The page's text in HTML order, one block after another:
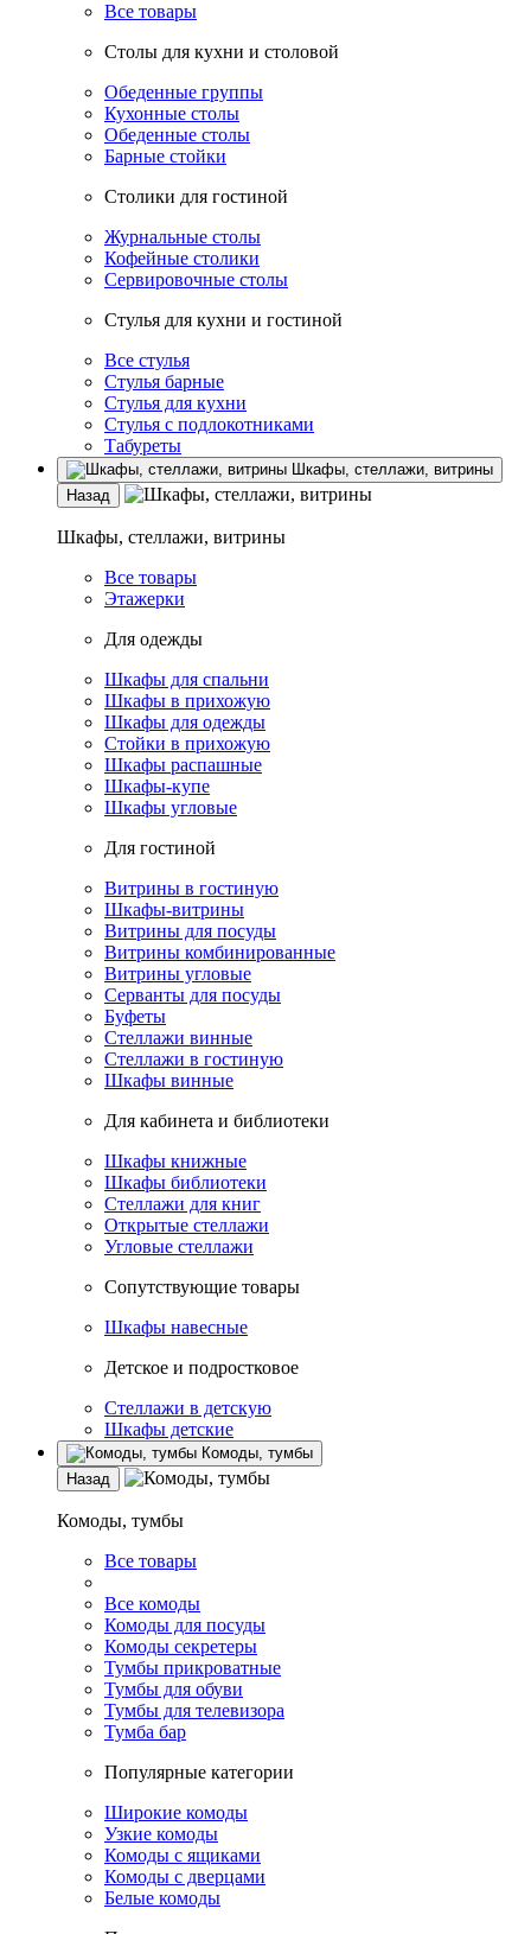
Все товары
Столы для кухни и столовой
Обеденные группы
Кухонные столы
Обеденные столы
Барные стойки
Столики для гостиной
Журнальные столы
Кофейные столики
Сервировочные столы
Стулья для кухни и гостиной
Все стулья
Стулья барные
Стулья для кухни
Стулья с подлокотниками
Табуреты
Шкафы, стеллажи, витрины
Назад
Шкафы, стеллажи, витрины
Все товары
Этажерки
Для одежды
Шкафы для спальни
Шкафы в прихожую
Шкафы для одежды
Стойки в прихожую
Шкафы распашные
Шкафы-купе
Шкафы угловые
Для гостиной
Витрины в гостиную
Шкафы-витрины
Витрины для посуды
Витрины комбинированные
Витрины угловые
Серванты для посуды
Буфеты
Стеллажи винные
Стеллажи в гостиную
Шкафы винные
Для кабинета и библиотеки
Шкафы книжные
Шкафы библиотеки
Стеллажи для книг
Открытые стеллажи
Угловые стеллажи
Сопутствующие товары
Шкафы навесные
Детское и подростковое
Стеллажи в детскую
Шкафы детские
Комоды, тумбы
Назад
Комоды, тумбы
Все товары
Все комоды
Комоды для посуды
Комоды секретеры
Тумбы прикроватные
Тумбы для обуви
Тумбы для телевизора
Тумба бар
Популярные категории
Широкие комоды
Узкие комоды
Комоды с ящиками
Комоды с дверцами
Белые комоды